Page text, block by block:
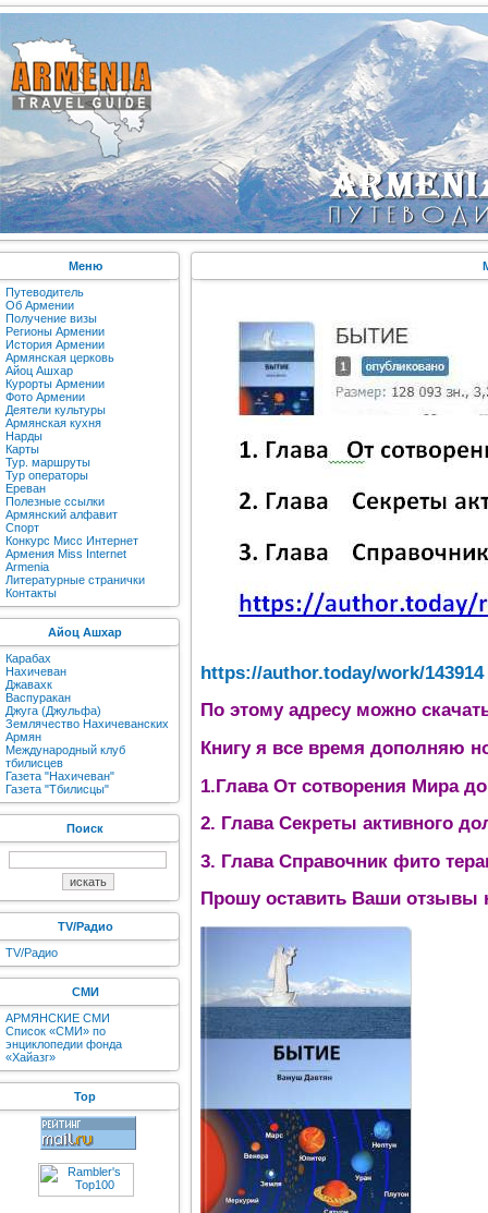
Меню
Путеводитель
Об Армении
Получение визы
Регионы Армении
История Армении
Армянская церковь
Айоц Ашхар
Курорты Армении
Фото Армении
Деятели культуры
Армянская кухня
Нарды
Карты
Тур. маршруты
Тур операторы
Ереван
Полезные ссылки
Армянский алфавит
Спорт
Конкурс Мисс Интернет
Армения Miss Internet
Armenia
Литературные странички
Контакты
Айоц Ашхар
Карабах
Нахичеван
Джавахк
Васпуракан
Джуга (Джульфа)
Землячество Нахичеванских
Армян
Международный клуб
тбилисцев
Газета "Нахичеван"
Газета "Тбилисцы"
Поиск
TV/Радио
TV/Радио
СМИ
АРМЯНСКИЕ СМИ
Список «СМИ» по
энциклопедии фонда
«Хайазг»
Top
https://author.today/work/143914
По этому адресу можно
Книгу я все время дополняю
1.Глава От сотворения Мира
2. Глава Секреты активного
3. Глава Справочник фито
Прошу оставить Ваши отзывы